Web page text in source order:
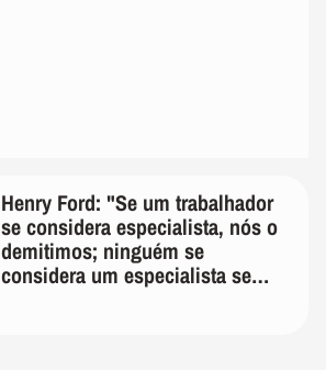
Henry Ford: "Se um trabalhador
se considera especialista, nós o
demitimos; ninguém se
considera um especialista se